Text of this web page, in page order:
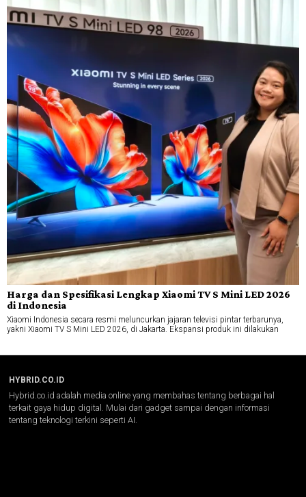
Harga dan Spesifikasi Lengkap Xiaomi TV S Mini LED 2026
di Indonesia
Xiaomi Indonesia secara resmi meluncurkan jajaran televisi pintar terbarunya,
yakni Xiaomi TV S Mini LED 2026, di Jakarta. Ekspansi produk ini dilakukan
HYBRID.CO.ID
Hybrid.co.id adalah media online yang membahas tentang berbagai hal
terkait gaya hidup digital. Mulai dari gadget sampai dengan informasi
tentang teknologi terkini seperti AI.